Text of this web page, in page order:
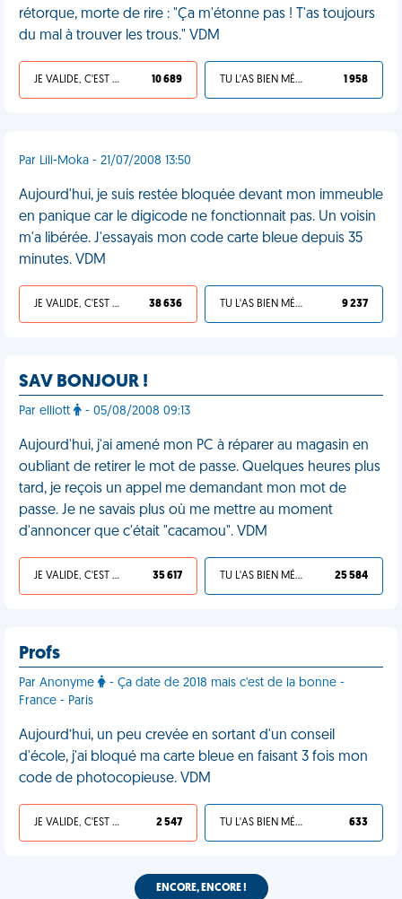
rétorque, morte de rire : "Ça m'étonne pas ! T'as toujours
du mal à trouver les trous." VDM
JE VALIDE, C'EST UNE VDM 10 689 TU L'AS BIEN MÉRITÉ 1 958
Par Lili-Moka - 21/07/2008 13:50
Aujourd'hui, je suis restée bloquée devant mon immeuble
en panique car le digicode ne fonctionnait pas. Un voisin
m'a libérée. J'essayais mon code carte bleue depuis 35
minutes. VDM
JE VALIDE, C'EST UNE VDM 38 636 TU L'AS BIEN MÉRITÉ 9 237
SAV BONJOUR !
Par elliott - 05/08/2008 09:13
Aujourd'hui, j'ai amené mon PC à réparer au magasin en
oubliant de retirer le mot de passe. Quelques heures plus
tard, je reçois un appel me demandant mon mot de
passe. Je ne savais plus où me mettre au moment
d'annoncer que c'était "cacamou". VDM
JE VALIDE, C'EST UNE VDM 35 617 TU L'AS BIEN MÉRITÉ 25 584
Profs
Par Anonyme
- Ça date de 2018 mais c'est de la bonne -
France - Paris
Aujourd’hui, un peu crevée en sortant d'un conseil
d'école, j'ai bloqué ma carte bleue en faisant 3 fois mon
code de photocopieuse. VDM
JE VALIDE, C'EST UNE VDM 2 547 TU L'AS BIEN MÉRITÉ 633
ENCORE, ENCORE !